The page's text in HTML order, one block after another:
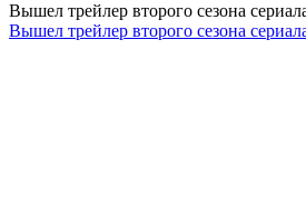
Вышел трейлер второго сезона
Вышел трейлер второго сезона